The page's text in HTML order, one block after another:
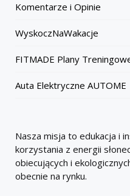
Komentarze i Opinie
WyskoczNaWakacje
FITMADE Plany
Auta Elektryczne AUTOME
Nasza misja to edukacja i
korzystania z energii
obiecujących i
obecnie na rynku.